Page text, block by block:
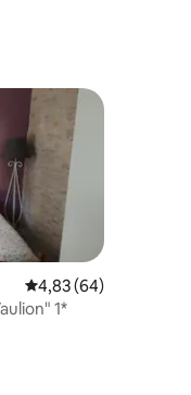
Évaluation moyenne
4,83 (64)
1*